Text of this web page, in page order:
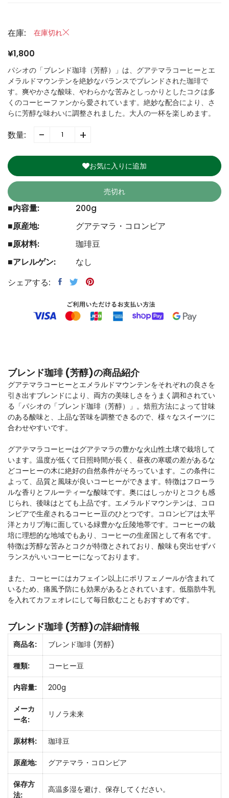
在庫: 在庫切れ
¥1,800
パシオの「ブレンド珈琲（芳醇）」は、グアテマラコーヒーとエ
メラルドマウンテンを絶妙なバランスでブレンドされた珈琲で
す。爽やかさな酸味、やわらかな苦みとしっかりとしたコクは多
くのコーヒーファンから愛されています。絶妙な配合により、さ
らに芳醇な味わいに調整されました。大人の一杯を楽しめます。
数量: - +
お気に入りに追加
売切れ
■内容量:
200g
■原産地:
グアテマラ・コロンビア
■原材料:
珈琲豆
■アレルゲン:
なし
シェアする:
ブレンド珈琲 (芳醇)の商品紹介
グアテマラコーヒーとエメラルドマウンテンをそれぞれの良さを
引き出すブレンドにより、両方の美味しさをうまく調和されてい
る「パシオの「ブレンド珈琲（芳醇）」。焙煎方法によって甘味
のある酸味と、上品な苦味を調整できるので、様々なスイーツに
合わせやすいです。
グアテマラコーヒーはグアテマラの豊かな火山性土壌で栽培して
います。温度が低くて日照時間が長く、昼夜の寒暖の差があるな
どコーヒーの木に絶好の自然条件がそろっています。この条件に
よって、品質と風味が良いコーヒーができます。特徴はフローラ
ルな香りとフルーティーな酸味です。奥にはしっかりとコクも感
じられ、後味はとても上品です。エメラルドマウンテンは、コロ
ンビアで生産されるコーヒー豆のひとつです。コロンビアは太平
洋とカリブ海に面している緑豊かな丘陵地帯です。コーヒーの栽
培に理想的な地域でもあり、コーヒーの生産国として有名です。
特徴は芳醇な苦みとコクが特徴とされており、酸味も突出せずバ
ランスがいいコーヒーになっております。
また、コーヒーにはカフェイン以上にポリフェノールが含まれて
いるため、痛風予防にも効果があるとされています。低脂肪牛乳
を入れてカフェオレにして毎日飲むこともおすすめです。
ブレンド珈琲 (芳醇)の詳細情報
商品名: ブレンド珈琲 (芳醇)
種類: コーヒー豆
内容量: 200g
メーカ
ー名:
リノラ未来
原材料: 珈琲豆
原産地: グアテマラ・コロンビア
保存方
法:
高温多湿を避け、保存してください。